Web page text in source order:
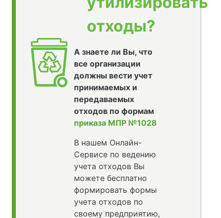
отходы?
А знаете ли Вы, что
все организации
должны вести учет
принимаемых и
передаваемых
отходов по формам
приказа МПР №1028
В нашем Онлайн-
Сервисе по ведению
учета отходов Вы
можете бесплатно
формировать формы
учета отходов по
своему предприятию,